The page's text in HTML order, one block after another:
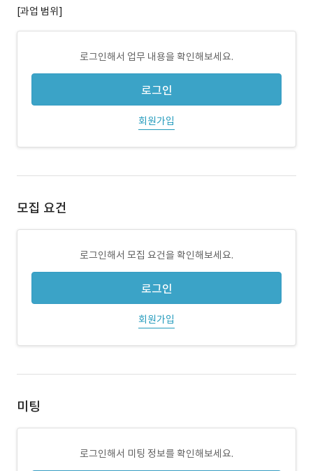
[과업 범위]
로그인해서 업무 내용을 확인해보세요.
로그인
회원가입
모집 요건
로그인해서 모집 요건을 확인해보세요.
로그인
회원가입
미팅
로그인해서 미팅 정보를 확인해보세요.